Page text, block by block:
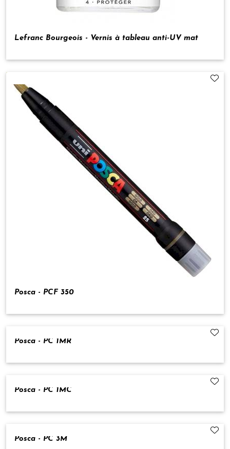
Lefranc Bourgeois - Vernis à tableau anti-UV mat
Posca - PCF 350
Posca - PC 1MR
Posca - PC 1MC
Posca - PC 3M